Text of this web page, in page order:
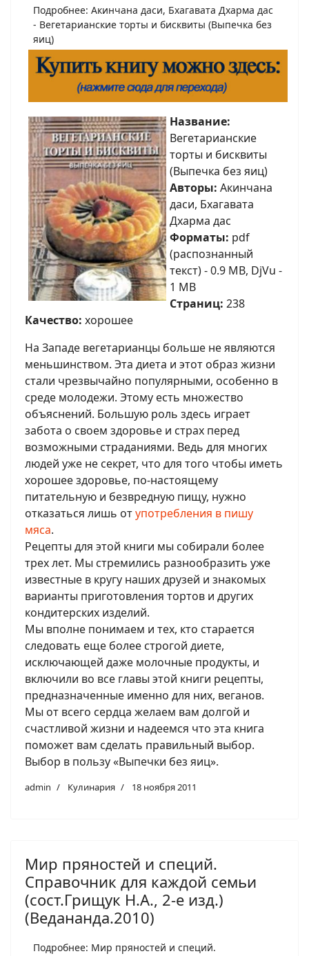
Подробнее: Акинчана даси, Бхагавата Дхарма дас
- Вегетарианские торты и бисквиты (Выпечка без
яиц)
Название:
Вегетарианские
торты и бисквиты
(Выпечка без яиц)
Авторы: Акинчана
даси, Бхагавата
Дхарма дас
Форматы: pdf
(распознанный
текст) - 0.9 MB, DjVu -
1 MB
Страниц: 238
Качество: хорошее
На Западе вегетарианцы больше не являются
меньшинством. Эта диета и этот образ жизни
стали чрезвычайно популярными, особенно в
среде молодежи. Этому есть множество
объяснений. Большую роль здесь играет
забота о своем здоровье и страх перед
возможными страданиями. Ведь для многих
людей уже не секрет, что для того чтобы иметь
хорошее здоровье, по-настоящему
питательную и безвредную пищу, нужно
отказаться лишь отупотребления в пишу
мяса.
Рецепты для этой книги мы собирали более
трех лет. Мы стремились разнообразить уже
известные в кругу наших друзей и знакомых
варианты приготовления тортов и других
кондитерских изделий.
Мы вполне понимаем и тех, кто старается
следовать еще более строгой диете,
исключающей даже молочные продукты, и
включили во все главы этой книги рецепты,
предназначенные именно для них, веганов.
Мы от всего сердца желаем вам долгой и
счастливой жизни и надеемся что эта книга
поможет вам сделать правильный выбор.
Выбор в пользу «Выпечки без яиц».
admin Кулинария 18 ноября 2011
Мир пряностей и специй.
Справочник для каждой семьи
(сост.Грищук Н.А., 2-е изд.)
(Ведананда.2010)
Подробнее: Мир пряностей и специй.